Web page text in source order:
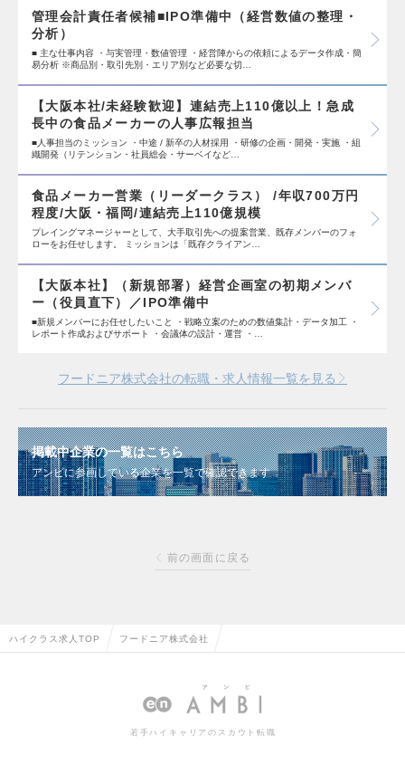
管理会計責任者候補■IPO準備中（経営数値の整理・
分析）
■ 主な仕事内容 ・与実管理・数値管理 ・経営陣からの依頼によるデータ作成・簡
易分析 ※商品別・取引先別・エリア別など必要な切…
【大阪本社/未経験歓迎】連結売上110億以上！急成
長中の食品メーカーの人事広報担当
■人事担当のミッション ・中途 / 新卒の人材採用 ・研修の企画・開発・実施 ・組
織開発（リテンション・社員総会・サーベイなど…
食品メーカー営業（リーダークラス） /年収700万円
程度/大阪・福岡/連結売上110億規模
プレイングマネージャーとして、大手取引先への提案営業、既存メンバーのフォ
ローをお任せします。 ミッションは「既存クライアン…
【大阪本社】（新規部署）経営企画室の初期メンバ
ー（役員直下）／IPO準備中
■新規メンバーにお任せしたいこと ・戦略立案のための数値集計・データ加工 ・
レポート作成およびサポート ・会議体の設計・運営 ・…
フードニア株式会社の転職・求人情報一覧を見る
掲載中企業の一覧はこちら
アンビに参画している企業を一覧で確認できます
前の画面に戻る
ハイクラス求人TOP フードニア株式会社
若手ハイキャリアのスカウト転職